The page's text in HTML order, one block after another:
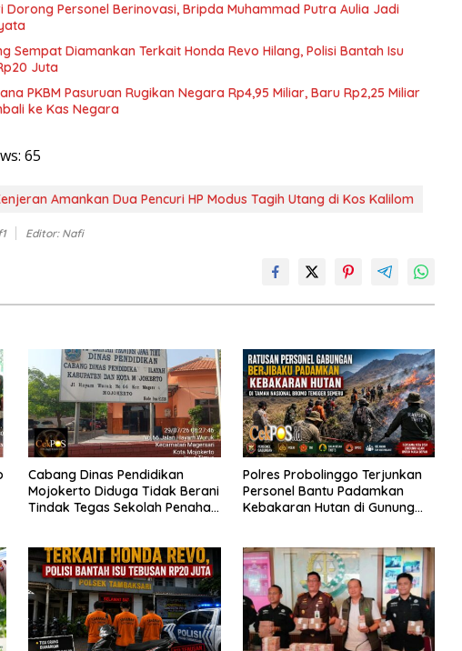
Dorong Personel Berinovasi, Bripda Muhammad Putra Aulia Jadi
Sempat Diamankan Terkait Honda Revo Hilang, Polisi Bantah Isu
Juta
PKBM Pasuruan Rugikan Negara Rp4,95 Miliar, Baru Rp2,25 Miliar
ke Kas Negara
65
Amankan Dua Pencuri HP Modus Tagih Utang di Kos Kalilom
Editor: Nafi
Cabang Dinas Pendidikan
Mojokerto Diduga Tidak Berani
Tindak Tegas Sekolah Penahan
Polres Probolinggo Terjunkan
Personel Bantu Padamkan
Kebakaran Hutan di Gunung